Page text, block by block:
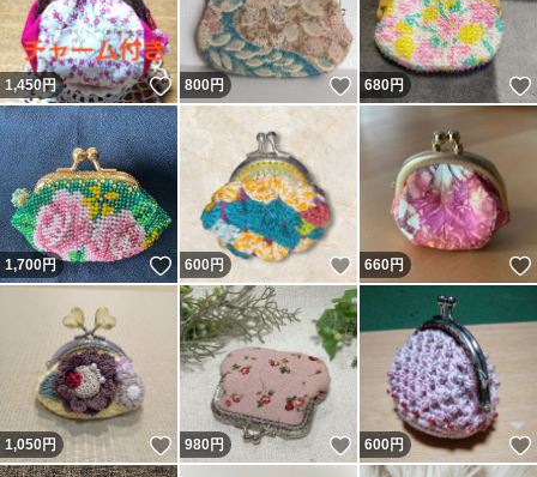
1,450円 いいね！
800円 いいね！
680円
1,700円 いいね！
600円 いいね！
660円
1,050円 いいね！
980円 いいね！
600円